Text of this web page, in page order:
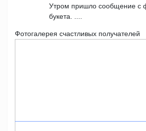
Утром пришло сообщение с
букета. ....
Фотогалерея счастливых получателей